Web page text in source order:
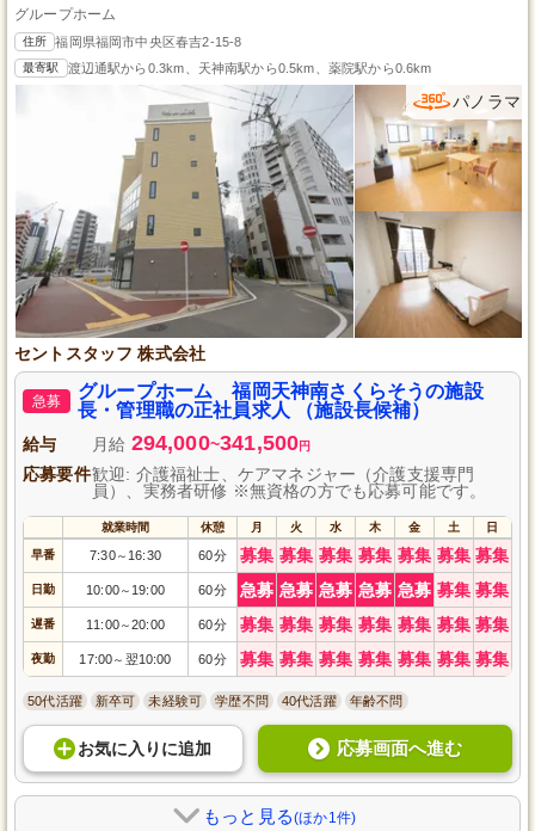
グループホーム
住所 福岡県福岡市中央区春吉2-15-8
最寄駅 渡辺通駅から0.3km、天神南駅から0.5km、薬院駅から0.6km
パノラマ
セントスタッフ 株式会社
急募
グループホーム 福岡天神南さくらそうの施設
長・管理職の正社員求人 （施設長候補）
給与 月給 294,000~341,500円
応募要件歓迎: 介護福祉士、ケアマネジャー（介護支援専門
員）、実務者研修 ※無資格の方でも応募可能です。
就業時間 休憩 月 火 水 木 金 土 日
早番 7:30～ 16:30 60分 募集 募集 募集 募集 募集 募集 募集
日勤 10:00～ 19:00 60分 急募 急募 急募 急募 急募 募集 募集
遅番 11:00～20:00 60分 募集 募集 募集 募集 募集 募集 募集
夜勤 17:00～ 翌10:00 60分 募集 募集 募集 募集 募集 募集 募集
50代活躍 新卒可 未経験可 学歴不問 40代活躍 年齢不問
お気に入り に追加 応募画面へ進む
もっと見る(ほか1件)